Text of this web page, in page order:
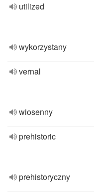
utilized
wykorzystany
vernal
wiosenny
prehistoric
prehistoryczny